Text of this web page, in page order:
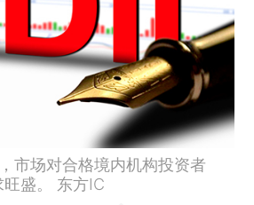
市场对合格境内机构投资者
旺盛。 东方IC